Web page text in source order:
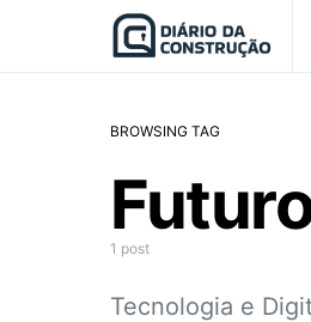
BROWSING TAG
1 post
Tecnologia e